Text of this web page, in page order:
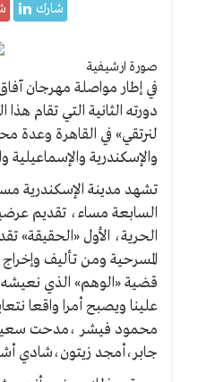
شارك
صورة ارشيفية
في إطار مواصلة مهرجان
دورته الثانية التي تقام
لنرتقي» في القاهرة وعدة
والإسكندرية والإسماعيلية
تشهد مدينة الإسكندرية
السابعة مساء، تقديم
الحرية، الأول «الحقيقة»
المسرحية ومن تأليف
قضية «الوهم» الذي
علينا ويصبح أمرا واقعا
محمود فيشر ،مدحت
جابر،أمجد زيتون،شادي